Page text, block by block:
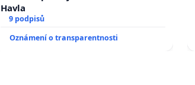
Havla
9 podpisů
Oznámení o transparentnosti